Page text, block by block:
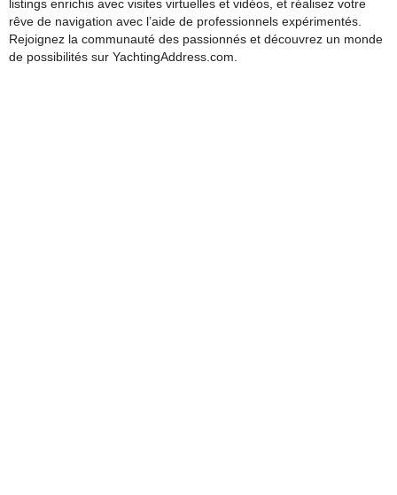
listings enrichis avec visites virtuelles et vidéos, et réalisez votre
rêve de navigation avec l’aide de professionnels expérimentés.
Rejoignez la communauté des passionnés et découvrez un monde
de possibilités sur YachtingAddress.com.